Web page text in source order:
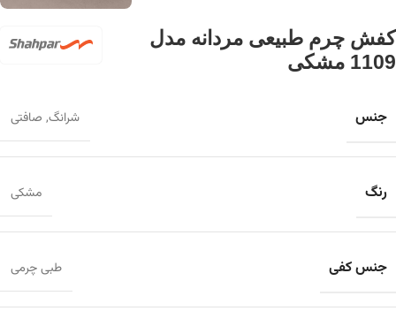
کفش چرم طبیعی مردانه مدل
1109 مشکی
جنس شرانگ, صافتی
رنگ مشکی
جنس کفی طبی چرمی